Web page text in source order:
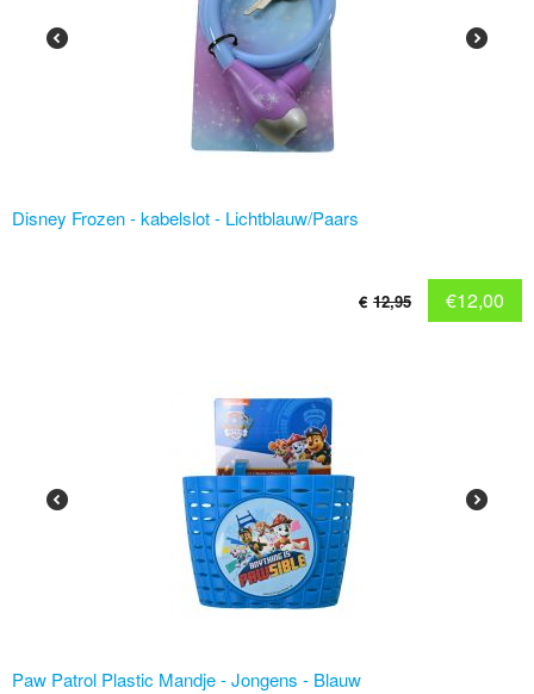
Disney Frozen - kabelslot - Lichtblauw/Paars
€ 12,95 €12,00
Paw Patrol Plastic Mandje - Jongens - Blauw